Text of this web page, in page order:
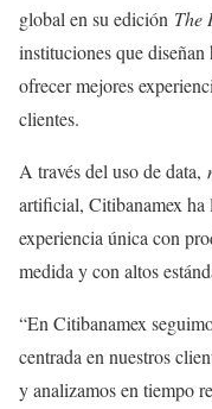
global en su edición The
instituciones que diseñan
ofrecer mejores
clientes.
A través del uso de data,
artificial, Citibanamex ha
experiencia única con
medida y con altos
“En Citibanamex
centrada en nuestros
y analizamos en tiempo